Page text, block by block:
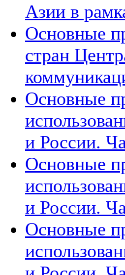
Азии в
Основные
стран
Основные
и России.
Основные
и России.
Основные